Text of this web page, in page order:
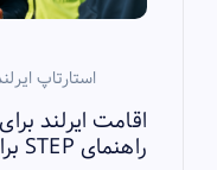
استارتاپ
اقامت ایرلند
راهنمای STEP برای فناوری سبز